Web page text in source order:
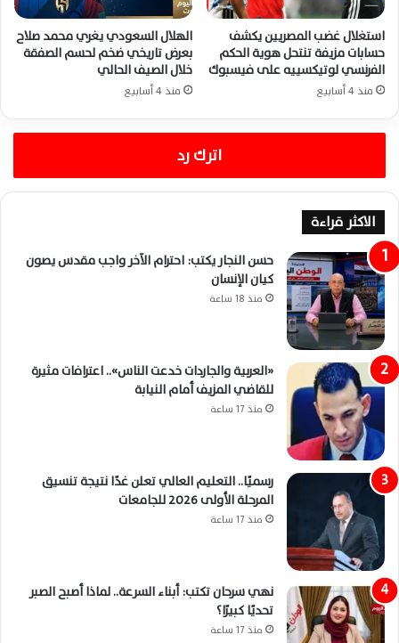
استغلال غضب المصريين يكشف
حسابات مزيفة تنتحل هوية الحكم
الفرنسي لوتيكسييه على فيسبوك
منذ 4 أسابيع
الهلال السعودي يغري محمد صلاح
بعرض تاريخي ضخم لحسم الصفقة
خلال الصيف الحالي
منذ 4 أسابيع
اترك رد
الاكثر قراءة
حسن النجار يكتب: احترام الآخر واجب مقدس يصون
كيان الإنسان
منذ 18 ساعة
«العربية والجاردات خدعت الناس».. اعترافات مثيرة
للقاضي المزيف أمام النيابة
منذ 17 ساعة
رسميًا.. التعليم العالي تعلن غدًا نتيجة تنسيق
المرحلة الأولى 2026 للجامعات
منذ 17 ساعة
نهي سرحان تكتب: أبناء السرعة.. لماذا أصبح الصبر
تحديًا كبيرًا؟
منذ 17 ساعة